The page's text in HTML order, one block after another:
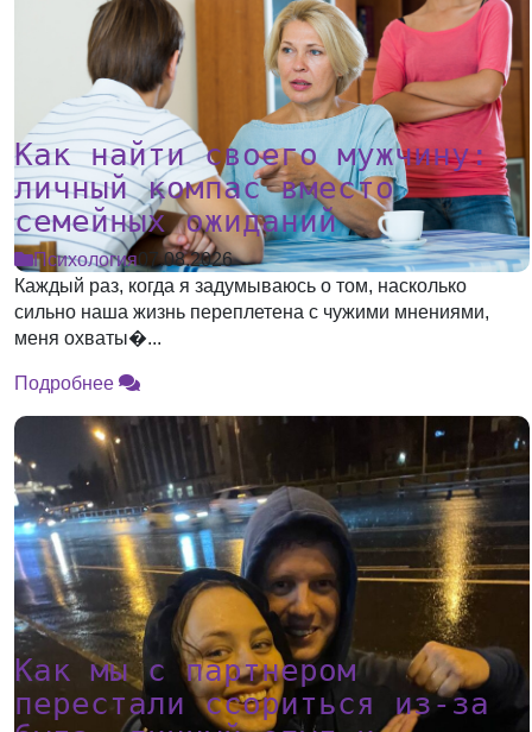
Как найти своего мужчину:
личный компас вместо
семейных ожиданий
Психология07.08.2026
Каждый раз, когда я задумываюсь о том, насколько
сильно наша жизнь переплетена с чужими мнениями,
меня охваты�...
Подробнее
Как мы с партнером
перестали ссориться из-за